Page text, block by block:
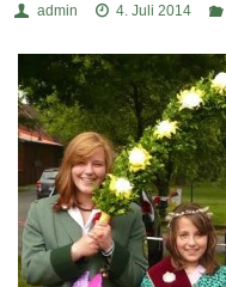
admin 4. Juli 2014